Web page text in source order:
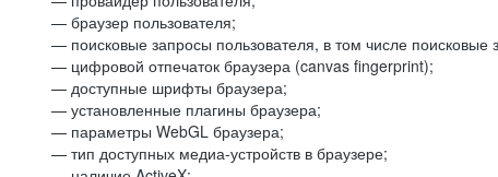
— браузер пользователя;
— поисковые запросы пользователя, в том числе
— цифровой отпечаток браузера (canvas fingerprint);
— доступные шрифты браузера;
— установленные плагины браузера;
— параметры WebGL браузера;
— тип доступных медиа-устройств в браузере;